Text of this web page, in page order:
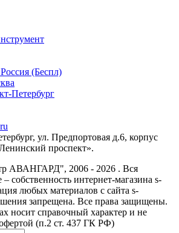
(Беспл)
Петербург
ул. Предпортовая д.6, корпус
проспект».
АВАНГАРД", 2006 - 2026 . Вся
собственность интернет-магазина s-
любых материалов с сайта s-
запрещена. Все права защищены.
носит справочный характер и не
(п.2 ст. 437 ГК РФ)